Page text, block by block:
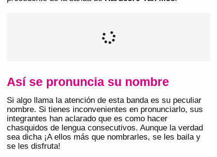
Así se pronuncia su nombre
Si algo llama la atención de esta banda es su peculiar
nombre. Si tienes inconvenientes en pronunciarlo, sus
integrantes han aclarado que es como hacer
chasquidos de lengua consecutivos. Aunque la verdad
sea dicha ¡A ellos más que nombrarles, se les baila y
se les disfruta!